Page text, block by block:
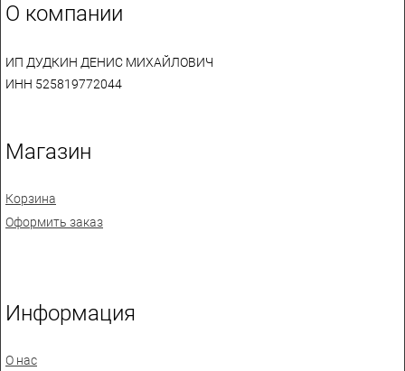
О компании
ИП ДУДКИН ДЕНИС МИХАЙЛОВИЧ
ИНН 525819772044
Магазин
Корзина
Оформить заказ
Информация
О нас